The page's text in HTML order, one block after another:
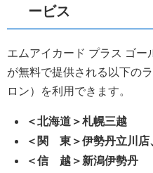
ービス
エムアイカード プラス ゴー
が無料で提供される以下の
ロン）を利用できます。
＜北海道＞札幌三越
＜関 東＞伊勢丹立川店
＜信 越＞新潟伊勢丹